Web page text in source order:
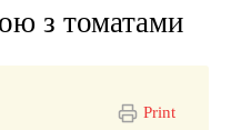
з томатами
Print